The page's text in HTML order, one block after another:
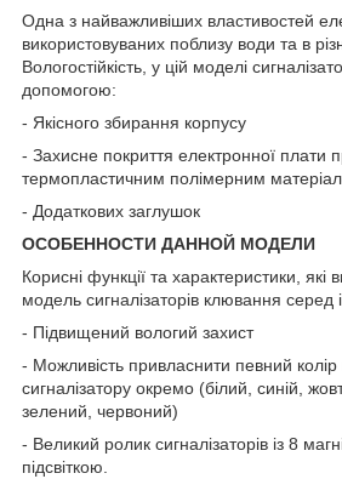
Одна з найважливіших властивостей
використовуваних поблизу води та в
Вологостійкість, у цій моделі
допомогою:
- Якісного збирання корпусу
- Захисне покриття електронної плати
термопластичним полімерним
- Додаткових заглушок
ОСОБЕННОСТИ ДАННОЙ МОДЕЛИ
Корисні функції та характеристики, які
модель сигналізаторів клювання серед
- Підвищений вологий захист
- Можливість привласнити певний
сигналізатору окремо (білий, синій,
зелений, червоний)
- Великий ролик сигналізаторів із 8
підсвіткою.